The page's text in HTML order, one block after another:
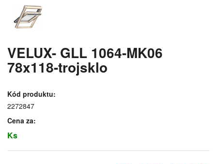
VELUX- GLL 1064-MK06
78x118-trojsklo
Kód produktu:
2272847
Cena za:
Ks